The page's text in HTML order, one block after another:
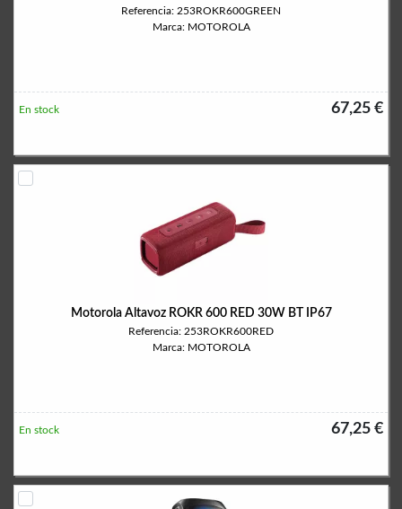
Referencia: 253ROKR600GREEN
Marca: MOTOROLA
67,25 €
En stock
Motorola Altavoz ROKR 600 RED 30W BT IP67
Referencia: 253ROKR600RED
Marca: MOTOROLA
67,25 €
En stock